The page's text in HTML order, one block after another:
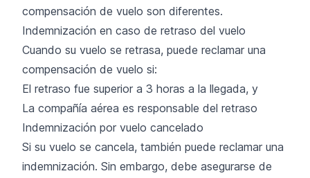
compensación de vuelo son diferentes.
Indemnización en caso de retraso del vuelo
Cuando su vuelo se retrasa, puede reclamar una
compensación de vuelo si:
El retraso fue superior a 3 horas a la llegada, y
La compañía aérea es responsable del retraso
Indemnización por vuelo cancelado
Si su vuelo se cancela, también puede reclamar una
indemnización. Sin embargo, debe asegurarse de